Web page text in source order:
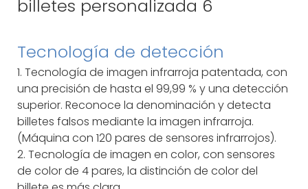
Tecnología de detección
1. Tecnología de imagen infrarroja patentada, con
una precisión de hasta el 99,99 % y una detección
superior. Reconoce la denominación y detecta
billetes falsos mediante la imagen infrarroja.
(Máquina con 120 pares de sensores infrarrojos).
2. Tecnología de imagen en color, con sensores
de color de 4 pares, la distinción de color del